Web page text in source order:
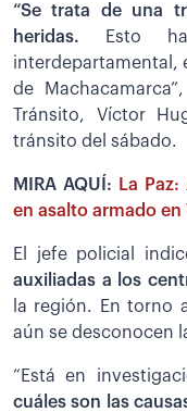
“Se trata de una
heridas.
Esto
interdepartamental,
de
Tránsito, Víctor
tránsito del sábado.
MIRA AQUÍ:
La
en asalto armado en
El jefe policial
auxiliadas a los
la región. En torno
aún se desconocen
“Está en
cuáles son las